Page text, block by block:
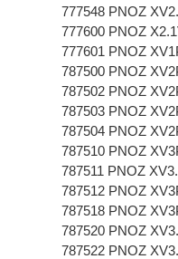
777548 PNOZ
777600 PNOZ
777601 PNOZ
787500 PNOZ
787502 PNOZ
787503 PNOZ
787504 PNOZ
787510 PNOZ
787511 PNOZ
787512 PNOZ
787518 PNOZ
787520 PNOZ
787522 PNOZ